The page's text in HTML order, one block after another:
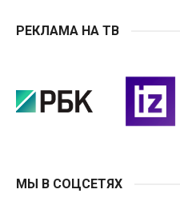
РЕКЛАМА НА ТВ
МЫ В СОЦСЕТЯХ